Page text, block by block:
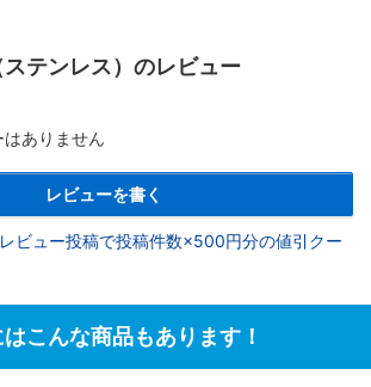
テンレス）のレビュー
ありません
レビューを書く
ビュー投稿で投稿件数×500円分の値引クー
こんな商品もあります！